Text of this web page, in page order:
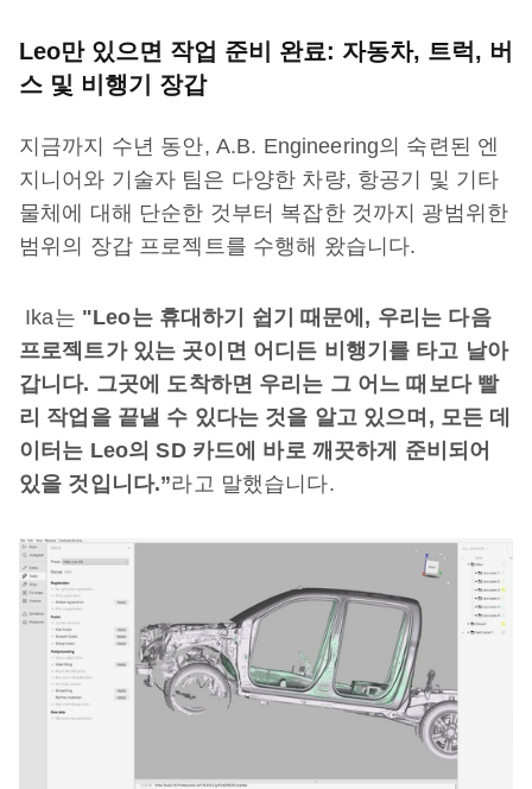
Leo만 있으면 작업 준비 완료: 자동차, 트럭, 버
스 및 비행기 장갑
지금까지 수년 동안, A.B. Engineering의 숙련된 엔
지니어와 기술자 팀은 다양한 차량, 항공기 및 기타
물체에 대해 단순한 것부터 복잡한 것까지 광범위한
범위의 장갑 프로젝트를 수행해 왔습니다.
Ika는 "Leo는 휴대하기 쉽기 때문에, 우리는 다음
프로젝트가 있는 곳이면 어디든 비행기를 타고 날아
갑니다. 그곳에 도착하면 우리는 그 어느 때보다 빨
리 작업을 끝낼 수 있다는 것을 알고 있으며, 모든 데
이터는 Leo의 SD 카드에 바로 깨끗하게 준비되어
있을 것입니다.”라고 말했습니다.